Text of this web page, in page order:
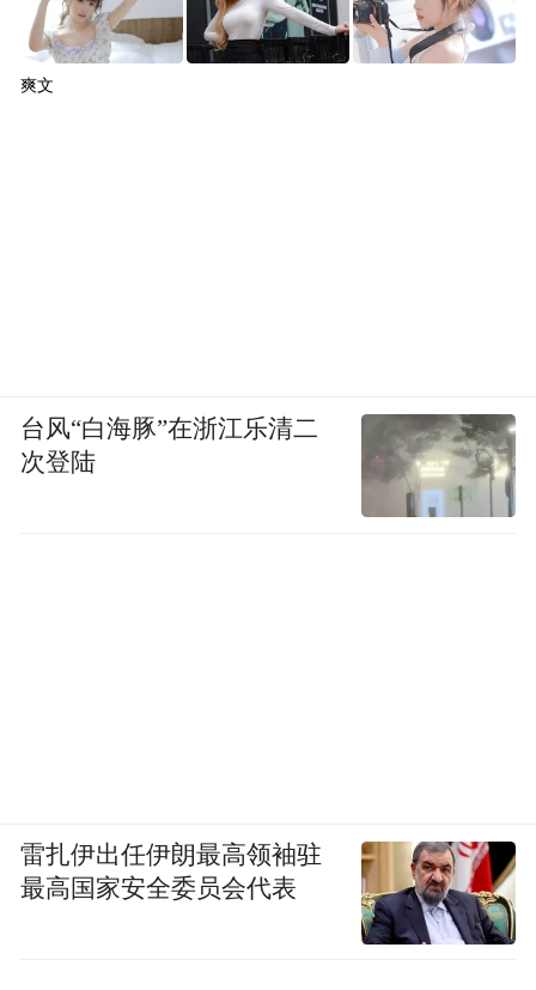
爽文
台风“白海豚”在浙江乐清二
次登陆
雷扎伊出任伊朗最高领袖驻
最高国家安全委员会代表